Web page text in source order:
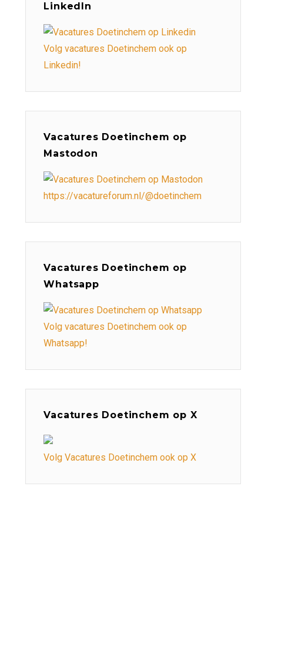
LinkedIn
Volg vacatures Doetinchem ook op
Linkedin!
Vacatures Doetinchem op
Mastodon
https://vacatureforum.nl/@doetinchem
Vacatures Doetinchem op
Whatsapp
Volg vacatures Doetinchem ook op
Whatsapp!
Vacatures Doetinchem op X
Volg Vacatures Doetinchem ook op X